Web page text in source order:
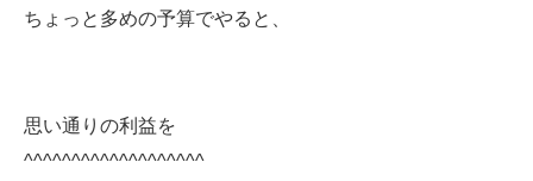
ちょっと多めの予算でやると、
思い通りの利益を
^^^^^^^^^^^^^^^^^^^